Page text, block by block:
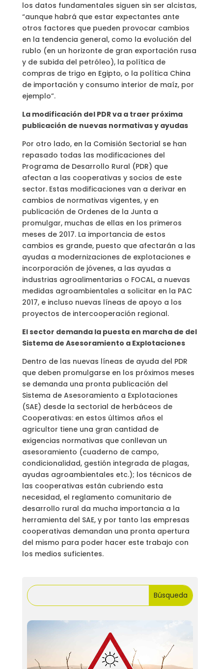
los datos fundamentales siguen sin ser alcistas,
“aunque habrá que estar expectantes ante
otros factores que pueden provocar cambios
en la tendencia general, como la evolución del
rublo (en un horizonte de gran exportación rusa
y de subida del petróleo), la política de
compras de trigo en Egipto, o la política China
de importación y consumo interior de maíz, por
ejemplo”.
La modificación del PDR va a traer próxima
publicación de nuevas normativas y ayudas
Por otro lado, en la Comisión Sectorial se han
repasado todas las modificaciones del
Programa de Desarrollo Rural (PDR) que
afectan a las cooperativas y socios de este
sector. Estas modificaciones van a derivar en
cambios de normativas vigentes, y en
publicación de Ordenes de la Junta a
promulgar, muchas de ellas en los primeros
meses de 2017. La importancia de estos
cambios es grande, puesto que afectarán a las
ayudas a modernizaciones de explotaciones e
incorporación de jóvenes, a las ayudas a
industrias agroalimentarias o FOCAL, a nuevas
medidas agroambientales a solicitar en la PAC
2017, e incluso nuevas líneas de apoyo a los
proyectos de intercooperación regional.
El sector demanda la puesta en marcha de del
Sistema de Asesoramiento a Explotaciones
Dentro de las nuevas líneas de ayuda del PDR
que deben promulgarse en los próximos meses
se demanda una pronta publicación del
Sistema de Asesoramiento a Explotaciones
(SAE) desde la sectorial de herbáceos de
Cooperativas: en estos últimos años el
agricultor tiene una gran cantidad de
exigencias normativas que conllevan un
asesoramiento (cuaderno de campo,
condicionalidad, gestión integrada de plagas,
ayudas agroambientales etc.); los técnicos de
las cooperativas están cubriendo esta
necesidad, el reglamento comunitario de
desarrollo rural da mucha importancia a la
herramienta del SAE, y por tanto las empresas
cooperativas demandan una pronta apertura
del mismo para poder hacer este trabajo con
los medios suficientes.